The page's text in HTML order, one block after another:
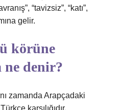
“tavizsiz”, “katı”,
gelir.
körüne
ne denir?
zamanda Arapçadaki
karşılığıdır.